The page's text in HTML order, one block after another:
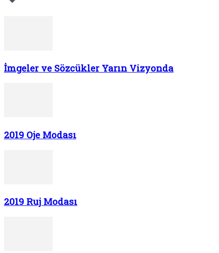
İmgeler ve Sözcükler Yarın Vizyonda
2019 Oje Modası
2019 Ruj Modası